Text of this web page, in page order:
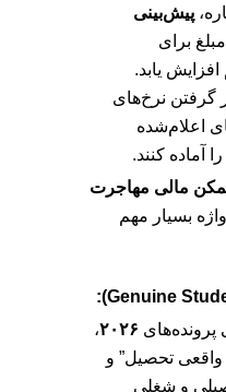
پیش‌بینی
برای
افزایش یابد.
گرفتن نرخ‌های
اعلام‌شده
آماده کنند.
مالی مهاجرت
بسیار مهم
پرونده‌های ۲۰۲۶،
تحصیل” و
و شغلی